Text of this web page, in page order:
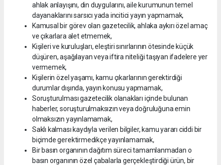
ahlak anlayışını, din duygularını, aile kurumunun temel
dayanaklarını sarsıcı yada incitici yayın yapmamak,
Kamusal bir görev olan gazetecilik, ahlaka aykırı özel amaç
ve çıkarlara alet etmemek,
Kişileri ve kuruluşları, eleştiri sınırlarının ötesinde küçük
düşüren, aşağılayan veya iftira niteliği taşıyan ifadelere yer
vermemek,
Kişilerin özel yaşamı, kamu çıkarlarının gerektirdiği
durumlar dışında, yayın konusu yapmamak,
Soruşturulması gazetecilik olanakları içinde bulunan
haberler, soruşturulmaksızın veya doğruluğuna emin
olmaksızın yayınlamamak,
Saklı kalması kaydıyla verilen bilgiler, kamu yararı ciddi bir
biçimde gerektirmedikçe yayınlamamak,
Bir basın organının dağıtım süreci tamamlanmadan o
basın organının özel çabalarla gerçekleştirdiği ürün, bir